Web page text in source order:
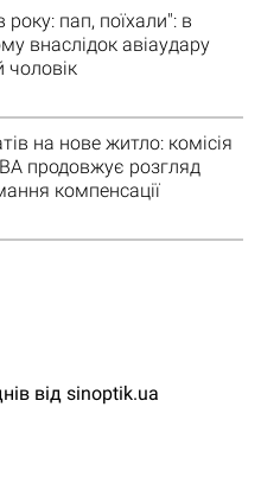
року: пап, поїхали": в
внаслідок авіаудару
чоловік
на нове житло: комісія
продовжує розгляд
компенсації
від sinoptik.ua